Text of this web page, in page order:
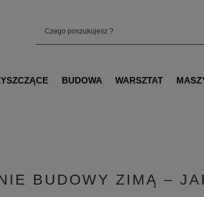
BUDOWA WARSZTAT
BUDOWY ZIMĄ –